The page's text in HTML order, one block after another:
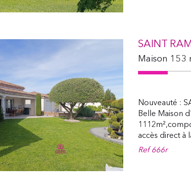
SAINT
Maison 153
Nouveauté :
Belle Maison
accès direct à
Ref666r